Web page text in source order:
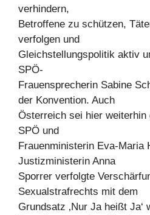
verhindern,
Betroffene zu schützen,
verfolgen und
Gleichstellungspolitik aktiv
SPÖ-
Frauensprecherin Sabine
der Konvention. Auch
Österreich sei hier weiterhin
SPÖ und
Frauenministerin Eva-Maria
Justizministerin Anna
Sporrer verfolgte
Sexualstrafrechts mit dem
Grundsatz ‚Nur Ja heißt Ja‘